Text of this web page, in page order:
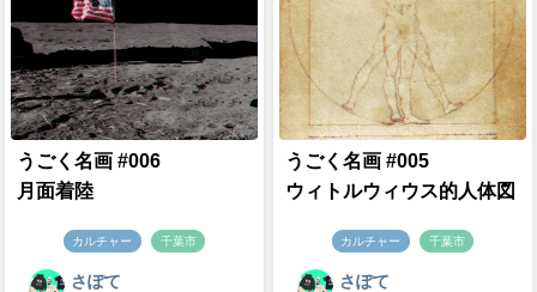
うごく名画 #006
月面着陸
カルチャー 千葉市
さぽて
うごく名画 #005
ウィトルウィウス的人体図
カルチャー 千葉市
さぽて